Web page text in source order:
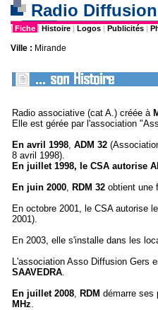
Radio
| Fiche | Histoire | Logos | Publicités |
Ville : Mirande
Radio associative (cat A.) créée à
Elle est gérée par l'association
En avril 1998, ADM 32
8 avril 1998).
En juillet 1998, le CSA autorise
En juin 2000, RDM 32 obtient une
En octobre 2001, le CSA autorise
2001).
En 2003, elle s'installe dans les
L'association Asso Diffusion Gers
SAAVEDRA.
En juillet 2008, RDM démarre ses
MHz.